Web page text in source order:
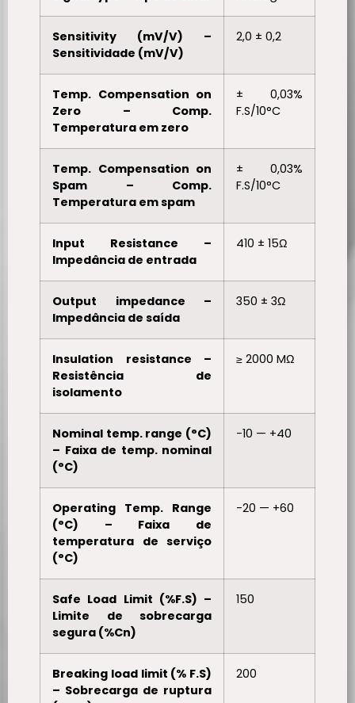
Sensitivity (mV/V) –
Sensitividade (mV/V)
2,0 ± 0,2
Temp. Compensation on
Zero – Comp.
Temperatura em zero
± 0,03%
F.S/10°C
Temp. Compensation on
Spam – Comp.
Temperatura em spam
± 0,03%
F.S/10°C
Input Resistance –
Impedância de entrada
410 ± 15Ω
Output impedance –
Impedância de saída
350 ± 3Ω
Insulation resistance –
Resistência de
isolamento
≥ 2000 MΩ
Nominal temp. range (°C)
– Faixa de temp. nominal
(°C)
-10 — +40
Operating Temp. Range
(°C) – Faixa de
temperatura de serviço
(°C)
-20 — +60
Safe Load Limit (%F.S) –
Limite de sobrecarga
segura (%Cn)
150
Breaking load limit (% F.S)
– Sobrecarga de ruptura
200